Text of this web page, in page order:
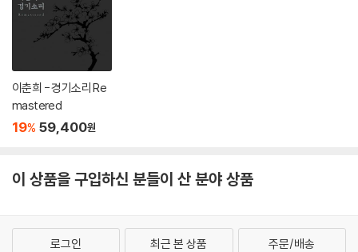
이춘희 - 경기소리 Re
mastered
19% 59,400원
이 상품을 구입하신 분들이 산 분야 상품
로그인 최근 본 상품 주문/배송